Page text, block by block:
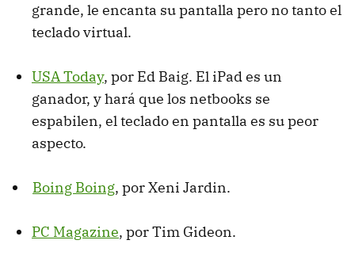
grande, le encanta su pantalla pero no tanto el
teclado virtual.
USAToday, por Ed Baig. El iPad es un
ganador, y hará que los netbooks se
espabilen, el teclado en pantalla es su peor
aspecto.
Boing Boing, por Xeni Jardin.
PC Magazine, por Tim Gideon.